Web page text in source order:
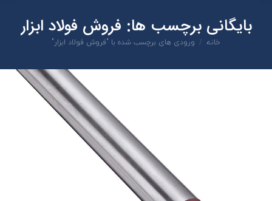
بایگانی برچسب ها: فروش فولاد ابزار
شما اینجا هستید:
خانه ورودی های برچسب شده با "فروش فولاد ابزار"